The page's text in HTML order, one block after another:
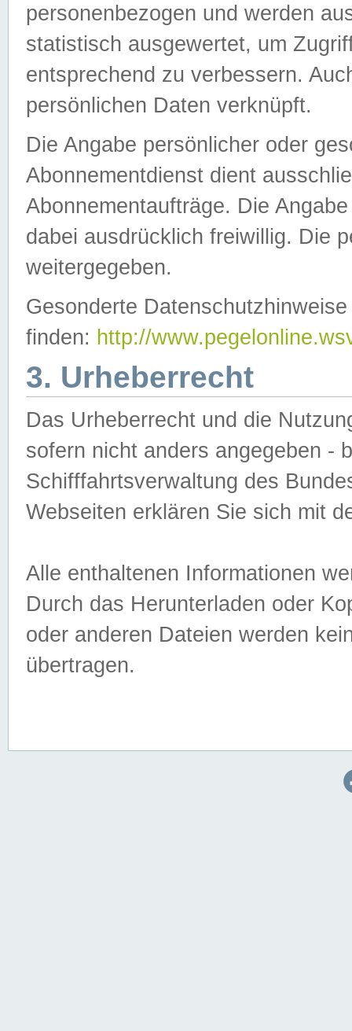
personenbezogen und werden
statistisch ausgewertet, um
entsprechend zu verbessern.
persönlichen Daten verknüpft.
Die Angabe persönlicher oder
Abonnementdienst dient
Abonnementaufträge. Die
dabei ausdrücklich freiwillig. Die
weitergegeben.
Gesonderte
finden: http://
3. Urheberrecht
Das Urheberrecht und die
sofern nicht anders angegeben -
Schifffahrtsverwaltung des
Webseiten erklären Sie sich mit
Alle enthaltenen Informationen
Durch das Herunterladen oder
oder anderen Dateien werden
übertragen.